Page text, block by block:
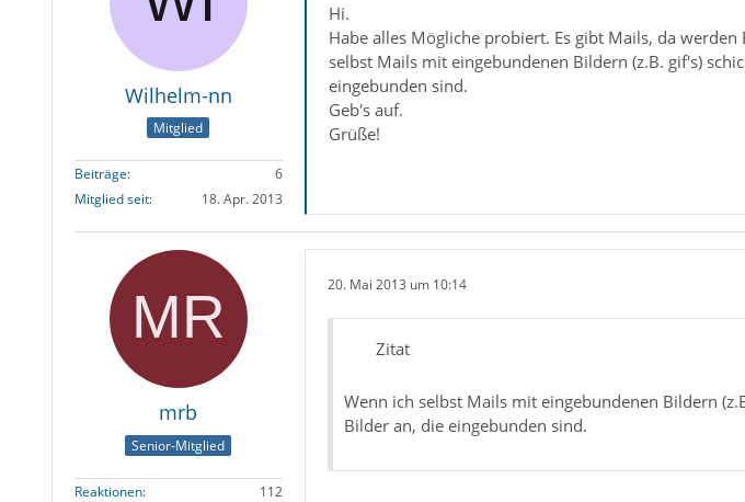
Wilhelm-nn
Mitglied
Beiträge
6
Mitglied seit
18. Apr. 2013
Hi.
Habe alles Mögliche probiert. Es gibt Mails, da
selbst Mails mit eingebundenen Bildern (z.B. gif's)
eingebunden sind.
Geb's auf.
Grüße!
mrb
Senior-Mitglied
Reaktionen
112
20. Mai 2013 um 10:14
Zitat
Wenn ich selbst Mails mit eingebundenen Bildern
Bilder an, die eingebunden sind.